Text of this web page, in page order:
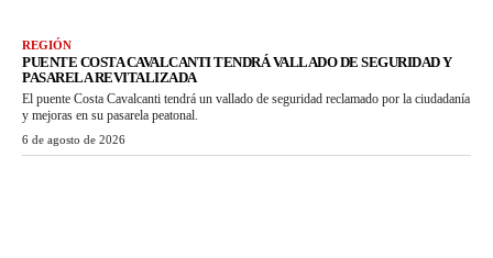
REGIÓN
PUENTE COSTA CAVALCANTI TENDRÁ VALLADO DE SEGURIDAD Y
PASARELA REVITALIZADA
El puente Costa Cavalcanti tendrá un vallado de seguridad reclamado por la ciudadanía
y mejoras en su pasarela peatonal.
6 de agosto de 2026